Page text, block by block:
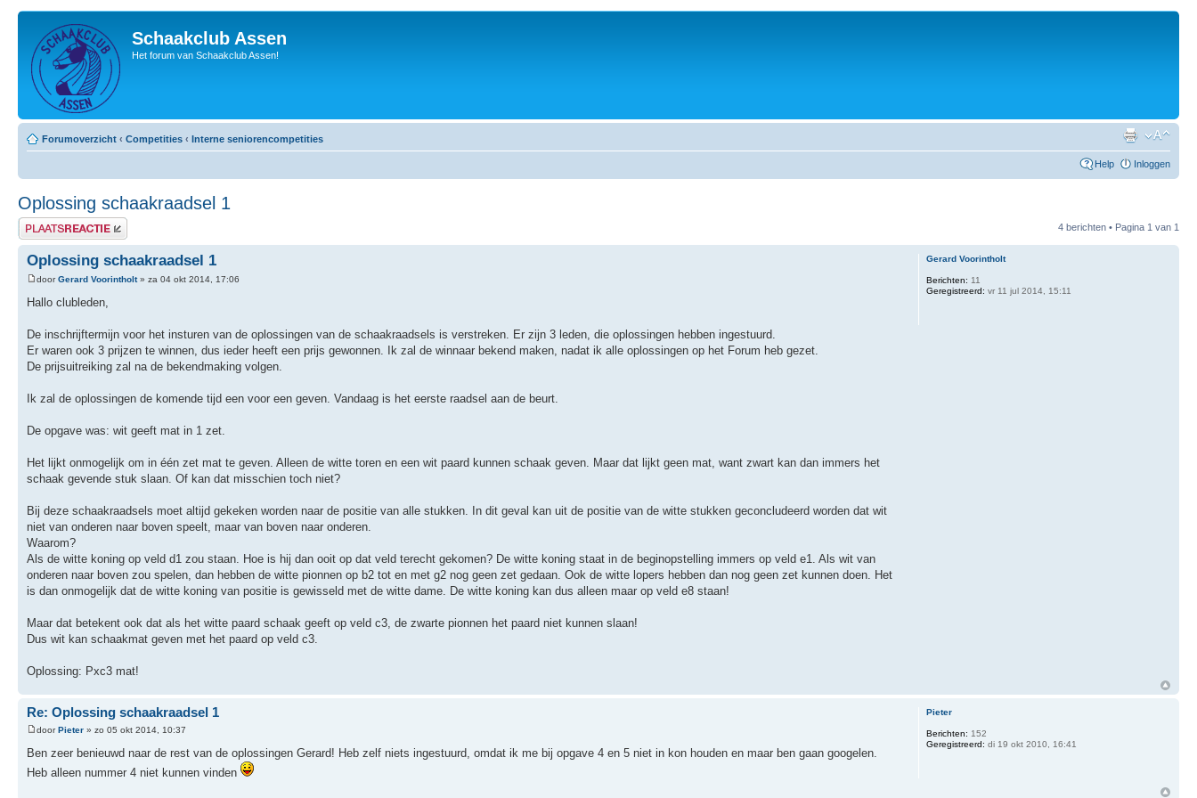
Schaakclub Assen
Het forum van Schaakclub Assen!
Forumoverzicht ‹ Competities ‹ Interne seniorencompetities
Help Inloggen
Oplossing schaakraadsel 1
Plaats een reactie 4 berichten • Pagina 1 van 1
Oplossing schaakraadsel 1
doorGerard Voorintholt» za 04 okt 2014, 17:06
Hallo clubleden,
De inschrijftermijn voor het insturen van de oplossingen van de schaakraadsels is verstreken. Er zijn 3 leden, die oplossingen hebben ingestuurd.
Er waren ook 3 prijzen te winnen, dus ieder heeft een prijs gewonnen. Ik zal de winnaar bekend maken, nadat ik alle oplossingen op het Forum heb gezet.
De prijsuitreiking zal na de bekendmaking volgen.
Ik zal de oplossingen de komende tijd een voor een geven. Vandaag is het eerste raadsel aan de beurt.
De opgave was: wit geeft mat in 1 zet.
Het lijkt onmogelijk om in één zet mat te geven. Alleen de witte toren en een wit paard kunnen schaak geven. Maar dat lijkt geen mat, want zwart kan dan immers het
schaak gevende stuk slaan. Of kan dat misschien toch niet?
Bij deze schaakraadsels moet altijd gekeken worden naar de positie van alle stukken. In dit geval kan uit de positie van de witte stukken geconcludeerd worden dat wit
niet van onderen naar boven speelt, maar van boven naar onderen.
Waarom?
Als de witte koning op veld d1 zou staan. Hoe is hij dan ooit op dat veld terecht gekomen? De witte koning staat in de beginopstelling immers op veld e1. Als wit van
onderen naar boven zou spelen, dan hebben de witte pionnen op b2 tot en met g2 nog geen zet gedaan. Ook de witte lopers hebben dan nog geen zet kunnen doen. Het
is dan onmogelijk dat de witte koning van positie is gewisseld met de witte dame. De witte koning kan dus alleen maar op veld e8 staan!
Maar dat betekent ook dat als het witte paard schaak geeft op veld c3, de zwarte pionnen het paard niet kunnen slaan!
Dus wit kan schaakmat geven met het paard op veld c3.
Oplossing: Pxc3 mat!
Gerard Voorintholt
Berichten: 11
Geregistreerd: vr 11 jul 2014, 15:11
Re: Oplossing schaakraadsel 1
doorPieter » zo 05 okt 2014, 10:37
Ben zeer benieuwd naar de rest van de oplossingen Gerard! Heb zelf niets ingestuurd, omdat ik me bij opgave 4 en 5 niet in kon houden en maar ben gaan googelen.
Heb alleen nummer 4 niet kunnen vinden
Pieter
Berichten: 152
Geregistreerd: di 19 okt 2010, 16:41